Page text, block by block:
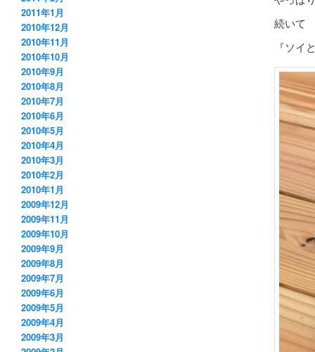
続いて
『ソ
2011年1月
2010年12月
2010年11月
2010年10月
2010年9月
2010年8月
2010年7月
2010年6月
2010年5月
2010年4月
2010年3月
2010年2月
2010年1月
2009年12月
2009年11月
2009年10月
2009年9月
2009年8月
2009年7月
2009年6月
2009年5月
2009年4月
2009年3月